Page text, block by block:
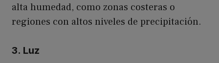
alta humedad, como zonas costeras o
regiones con altos niveles de precipitación.
3. Luz